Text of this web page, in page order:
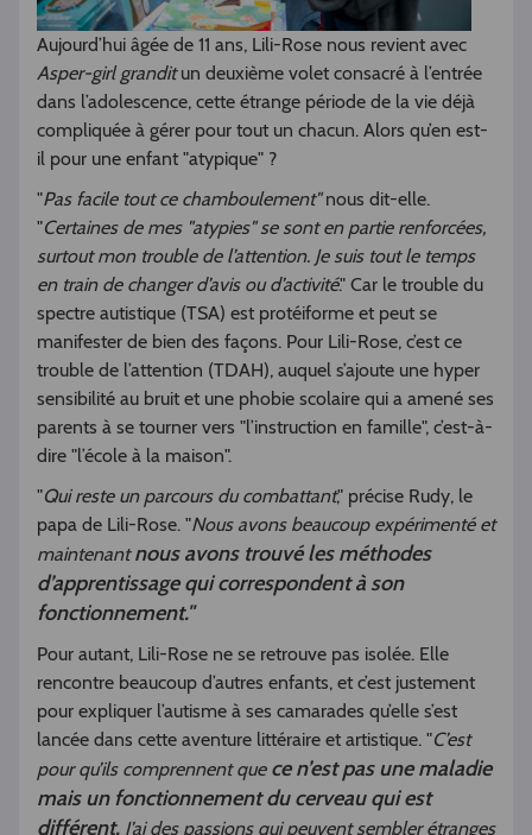
Aujourd’hui âgée de 11 ans, Lili-Rose nous revient avec
Asper-girl granditun deuxième volet consacré à l’entrée
dans l’adolescence, cette étrange période de la vie déjà
compliquée à gérer pour tout un chacun. Alors qu’en est-
il pour une enfant "atypique" ?
"Pas facile tout ce chamboulement"nous dit-elle.
"Certaines de mes "atypies" se sont en partie renforcées,
surtout mon trouble de l’attention. Je suis tout le temps
en train de changer d’avis ou d’activité." Car le trouble du
spectre autistique (TSA) est protéiforme et peut se
manifester de bien des façons. Pour Lili-Rose, c’est ce
trouble de l’attention (TDAH), auquel s’ajoute une hyper
sensibilité au bruit et une phobie scolaire qui a amené ses
parents à se tourner vers "l’instruction en famille", c’est-à-
dire "l’école à la maison".
"Qui reste un parcours du combattant," précise Rudy, le
papa de Lili-Rose. "Nous avons beaucoup expérimenté et
maintenantnous avons trouvé les méthodes
d’apprentissage qui correspondent à son
fonctionnement."
Pour autant, Lili-Rose ne se retrouve pas isolée. Elle
rencontre beaucoup d’autres enfants, et c’est justement
pour expliquer l’autisme à ses camarades qu’elle s’est
lancée dans cette aventure littéraire et artistique. "C’est
pour qu’ils comprennent que ce n’est pas une maladie
mais un fonctionnement du cerveau qui est
différent. J’ai des passions qui peuvent sembler étranges